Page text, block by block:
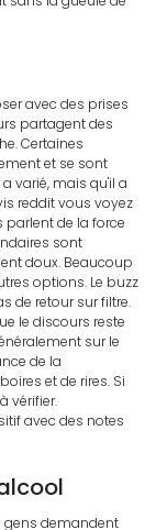
avec des prises
partagent des
Certaines
et se sont
varié, mais qu'il a
reddit vous voyez
parlent de la force
sont
doux. Beaucoup
options. Le buzz
de retour sur filtre.
le discours reste
sur le
de la
et de rires. Si
vérifier.
avec des notes
gens demandent